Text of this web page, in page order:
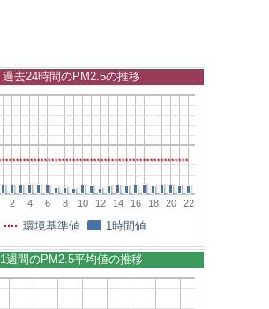
2 4 6 8 10 12 14 16 18 20 22
過去24時間のPM2.5の推移
環境基準値 1時間値
1週間のPM2.5平均値の推移